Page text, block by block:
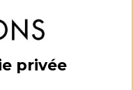
PARIS 5E
privée